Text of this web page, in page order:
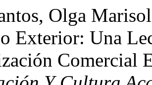
Olga
Exterior: Una
Comercial